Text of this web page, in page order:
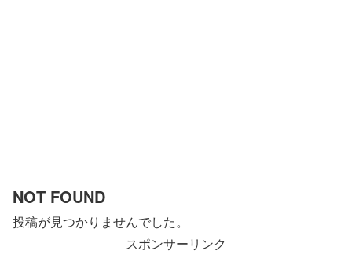
NOT FOUND
投稿が見つかりませんでした。
スポンサーリンク